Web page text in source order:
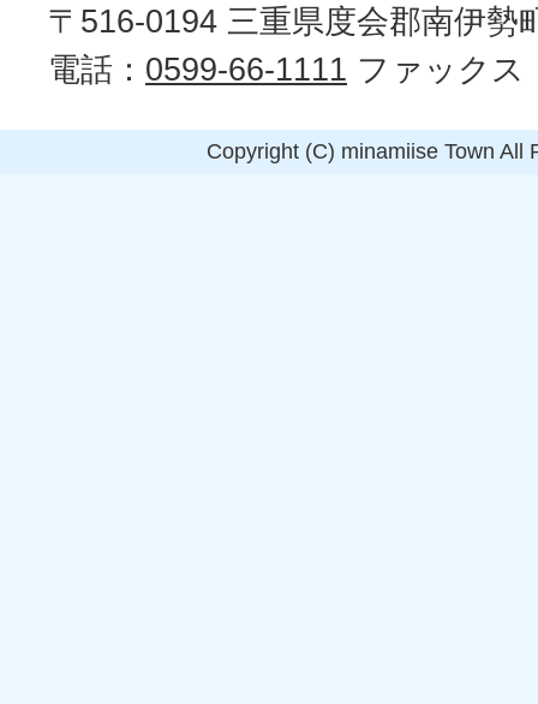
〒516-0194 三重県度会郡南伊勢
電話： 0599-66-1111 ファックス
Copyright (C) minamiise Town All